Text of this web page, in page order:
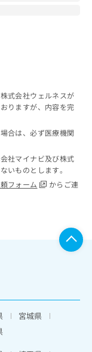
式会社ウェルネスが
りますが、内容を完
合は、必ず医療機関
社マイナビ及び株式
いものとします。
フォーム
からご連
宮城県